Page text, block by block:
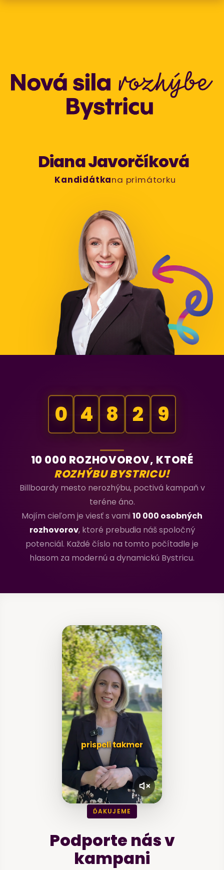
Diana Javorčíková
Kandidátkana primátorku
0 4 8 2 9
10 000 ROZHOVOROV, KTORÉ
ROZHÝBU BYSTRICU!
Billboardy mesto nerozhýbu, poctivá kampaň v
teréne áno.
Mojím cieľom je viesť s vami10 000 osobných
rozhovorov, ktoré prebudia náš spoločný
potenciál. Každé číslo na tomto počítadle je
hlasom za modernú a dynamickú Bystricu.
ĎAKUJEME
Podporte nás v
kampani